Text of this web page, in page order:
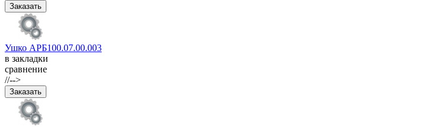
Ушко АРБ100.07.00.003
в закладки
сравнение
//-->